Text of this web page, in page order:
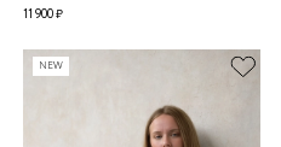
11 900 ₽
NEW